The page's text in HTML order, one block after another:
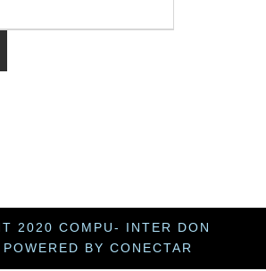
2020 COMPU- INTER DON
BY CONECTAR